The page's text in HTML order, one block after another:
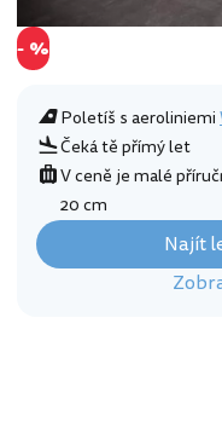
- %
Poletíš s aeroliniemi
Čeká tě přímý let
V ceně je malé
20 cm
Najít